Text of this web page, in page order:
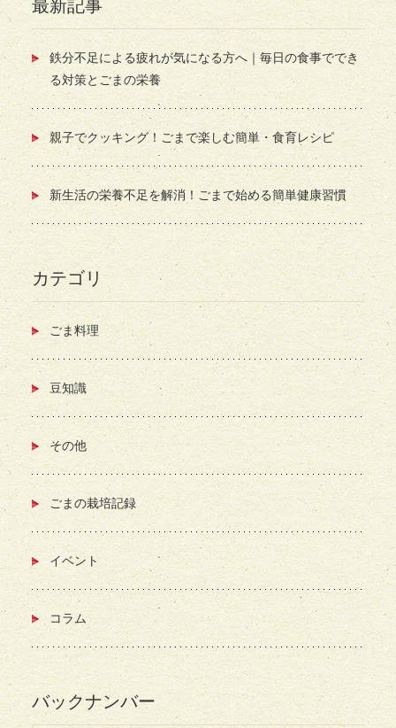
最新記事
鉄分不足による疲れが気になる方へ｜毎日の食事ででき
る対策とごまの栄養
親子でクッキング！ごまで楽しむ簡単・食育レシピ
新生活の栄養不足を解消！ごまで始める簡単健康習慣
カテゴリ
ごま料理
豆知識
その他
ごまの栽培記録
イベント
コラム
バックナンバー